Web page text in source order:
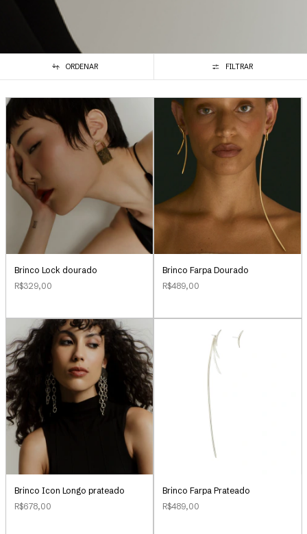
ORDENAR FILTRAR
Brinco Lock dourado
R$329,00
Brinco Farpa Dourado
R$489,00
Brinco Icon Longo prateado
R$678,00
Brinco Farpa Prateado
R$489,00